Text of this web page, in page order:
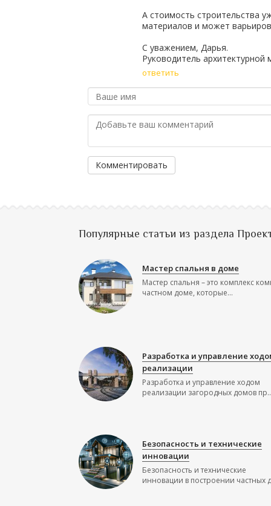
А стоимость строительства
материалов и может
С уважением, Дарья.
Руководитель архитектурной
ответить
Комментировать
Популярные статьи из раздела
Мастер спальня в доме
Мастер спальня – это комплекс
частном доме, которые...
Разработка и управление
реализации
Разработка и управление ходом
реализации загородных домов
Безопасность и технические
инновации
Безопасность и технические
инновации в построении частных